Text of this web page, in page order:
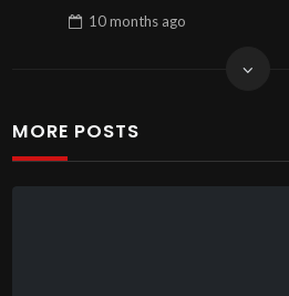
10 monthsago
MORE POSTS